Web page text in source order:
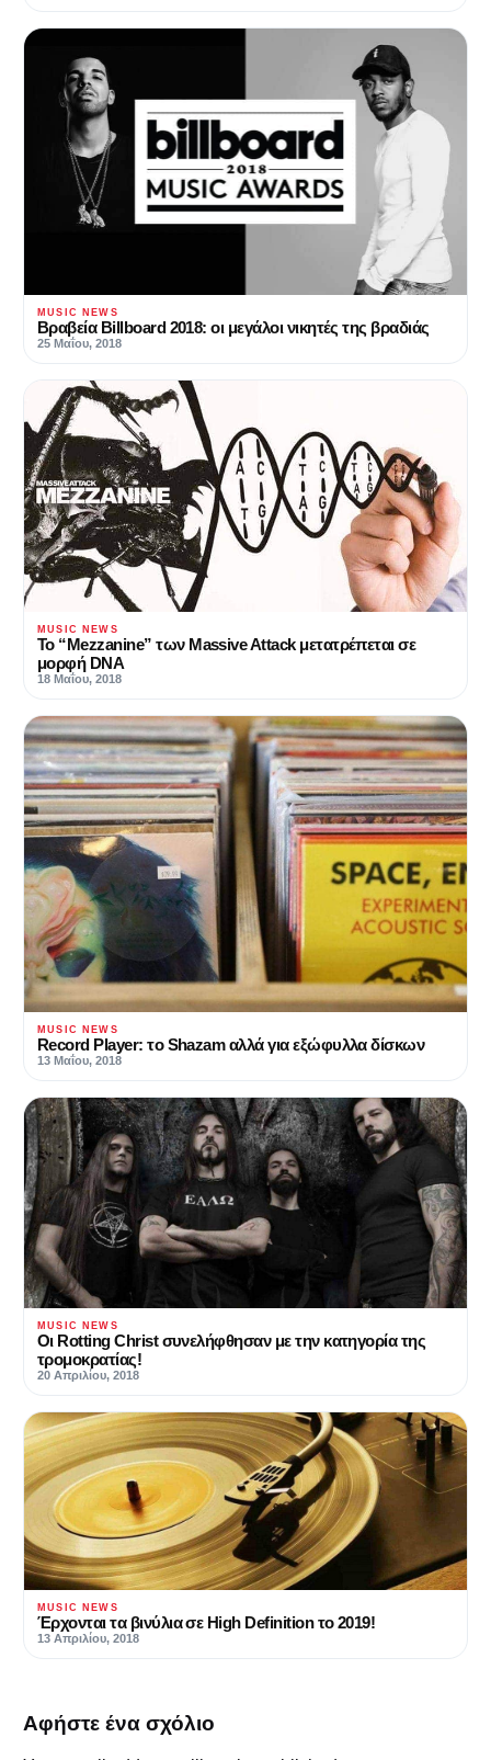
MUSIC NEWS
Βραβεία Billboard 2018: οι μεγάλοι νικητές της βραδιάς
25 Μαΐου, 2018
MUSIC NEWS
Το “Mezzanine” των Massive Attack μετατρέπεται σε
μορφή DNA
18 Μαΐου, 2018
MUSIC NEWS
Record Player: το Shazam αλλά για εξώφυλλα δίσκων
13 Μαΐου, 2018
MUSIC NEWS
Οι Rotting Christ συνελήφθησαν με την κατηγορία της
τρομοκρατίας!
20 Απριλίου, 2018
MUSIC NEWS
Έρχονται τα βινύλια σε High Definition το 2019!
13 Απριλίου, 2018
Αφήστε ένα σχόλιο